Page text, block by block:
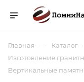
Главная — Каталог
Изготовление
Вертикальные